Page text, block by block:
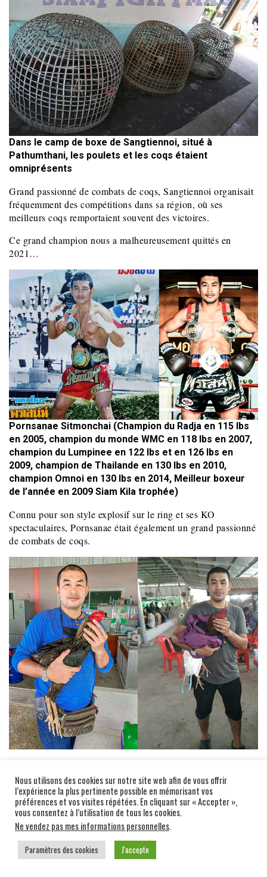
Dans le camp de boxe de Sangtiennoi, situé à
Pathumthani, les poulets et les coqs étaient
omniprésents
Grand passionné de combats de coqs, Sangtiennoi organisait
fréquemment des compétitions dans sa région, où ses
meilleurs coqs remportaient souvent des victoires.
Ce grand champion nous a malheureusement quittés en
2021…
Pornsanae Sitmonchai (Champion du Radja en 115 lbs
en 2005, champion du monde WMC en 118 lbs en 2007,
champion du Lumpinee en 122 lbs et en 126 lbs en
2009, champion de Thailande en 130 lbs en 2010,
champion Omnoi en 130 lbs en 2014, Meilleur boxeur
de l’année en 2009 Siam Kila trophée)
Connu pour son style explosif sur le ring et ses KO
spectaculaires, Pornsanae était également un grand passionné
de combats de coqs.
de chez lui et gardait même une dizaine de coqs de combat au
célèbre Sitmonchai Gym, à Kanchanaburi, où il s’entraînait.
Nous utilisons des cookies sur notre site web afin de vous offrir
l’expérience la plus pertinente possible en mémorisant vos
préférences et vos visites répétées. En cliquant sur « Accepter »,
vous consentez à l’utilisation de tous les cookies.
Ne vendez pas mes informations personnelles.
Paramètres des cookies J'accepte